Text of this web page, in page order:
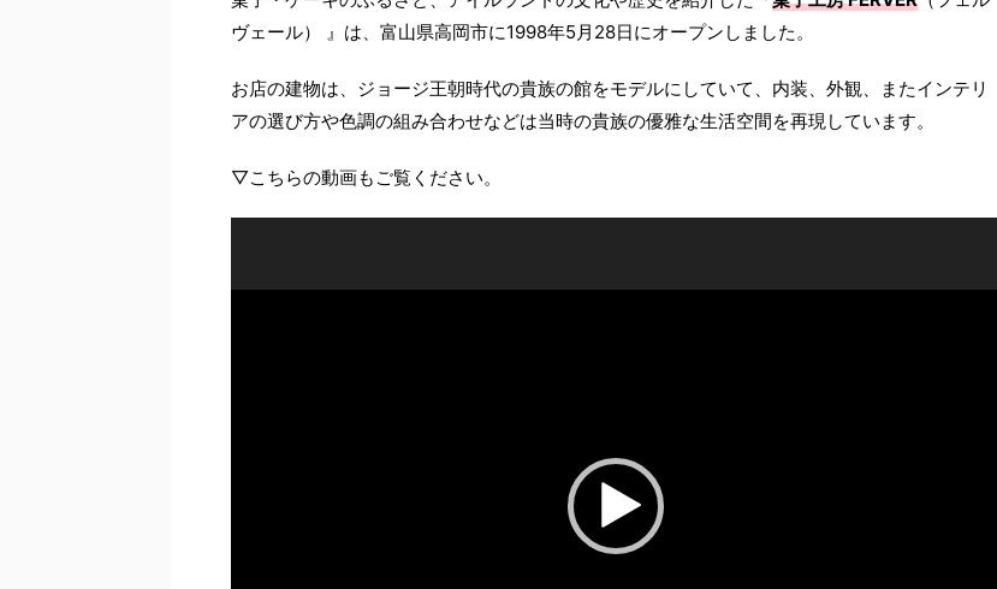
ヴェール） 』は、富山県高岡市に1998年5月28日にオープンしました。
お店の建物は、ジョージ王朝時代の貴族の館をモデルにしていて、内装、外観、またインテリ
アの選び方や色調の組み合わせなどは当時の貴族の優雅な生活空間を再現しています。
▽こちらの動画もご覧ください。